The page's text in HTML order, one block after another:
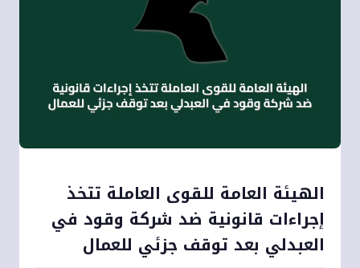
الهيئة العامة للقوى العاملة تتخذ
إجراءات قانونية ضد شركة وقود في
العبدلي بعد توقف جزئي للعمال